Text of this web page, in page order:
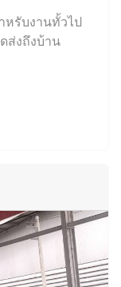
หรับงานทั้วไป
ส่งถึงบ้าน